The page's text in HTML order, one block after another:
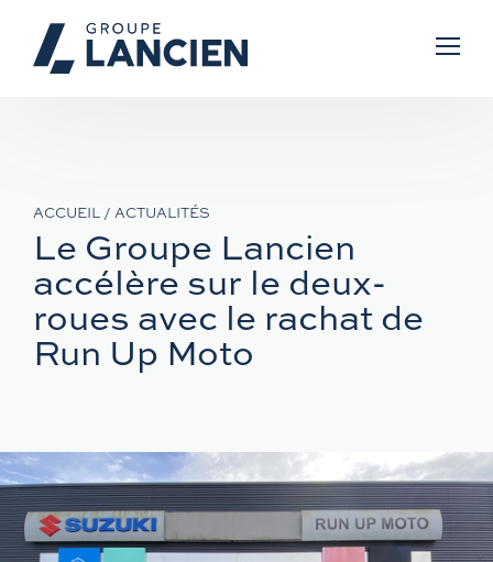
Actualités
Nous géolocaliser
Véhicules
OMODA | JAECOO
Jaguar
Hyundai
Véhicules sans permis
Ligier
Motos / Scooters
Suzuki
Rayvolt
Vans aménagés
Prendre un rendez-vous
Estimation de véhicule
NOS OCCASIONS
CARRIÈRE
ACCUEIL / ACTUALITÉS
Le Groupe Lancien
accélère sur le deux-
roues avec le rachat de
Run Up Moto